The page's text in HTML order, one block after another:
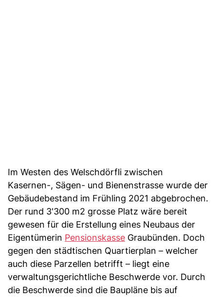
Im Westen des Welschdörfli zwischen
Kasernen-, Sägen- und Bienenstrasse wurde der
Gebäudebestand im Frühling 2021 abgebrochen.
Der rund 3'300 m2 grosse Platz wäre bereit
gewesen für die Erstellung eines Neubaus der
Eigentümerin Pensionskasse Graubünden. Doch
gegen den städtischen Quartierplan – welcher
auch diese Parzellen betrifft – liegt eine
verwaltungsgerichtliche Beschwerde vor. Durch
die Beschwerde sind die Baupläne bis auf